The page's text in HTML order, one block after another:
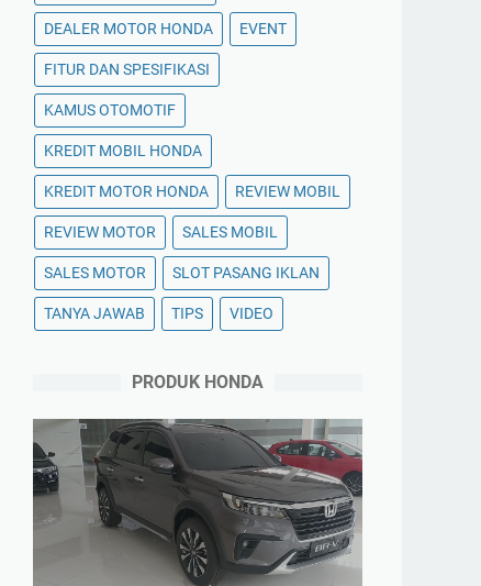
DEALER MOTOR HONDA EVENT
FITUR DAN SPESIFIKASI
KAMUS OTOMOTIF
KREDIT MOBIL HONDA
KREDIT MOTOR HONDA REVIEW MOBIL
REVIEW MOTOR SALES MOBIL
SALES MOTOR SLOT PASANG IKLAN
TANYA JAWAB TIPS VIDEO
PRODUK HONDA